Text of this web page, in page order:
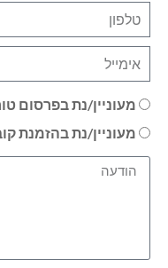
מעוניין/נת בפרסום
מעוניין/נת בהזמנת